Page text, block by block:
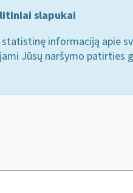
slapukai
statistinę informaciją apie
Jūsų naršymo patirties